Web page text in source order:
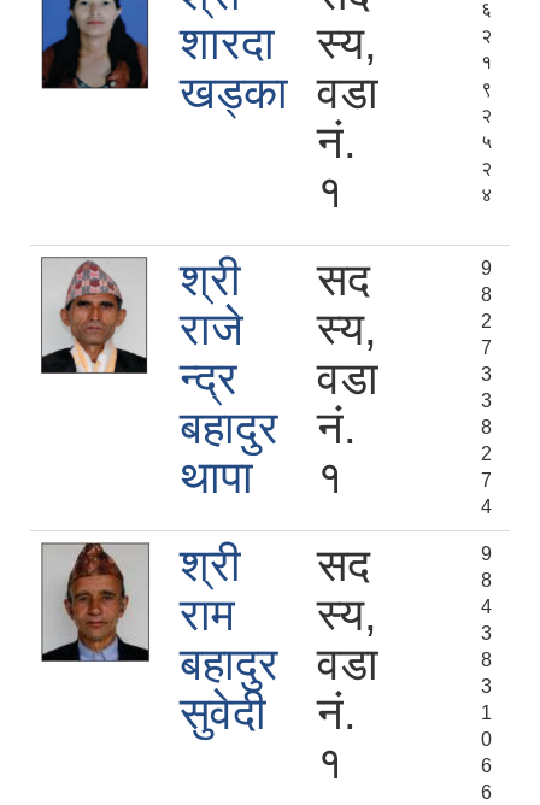
शारदा
खड्का
स्य,
वडा
नं.
१
६
२
१
९
२
५
२
४
श्री
राजे
न्द्र
बहादुर
थापा
सद
स्य,
वडा
नं.
१
9
8
2
7
3
3
8
2
7
4
श्री
राम
बहादुर
सुवेदी
सद
स्य,
वडा
नं.
१
9
8
4
3
8
3
1
0
6
6